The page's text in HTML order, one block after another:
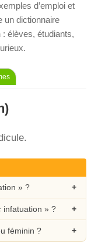
d’emploi et
un dictionnaire
élèves, étudiants,
» ?
infatuation » ?
féminin ?